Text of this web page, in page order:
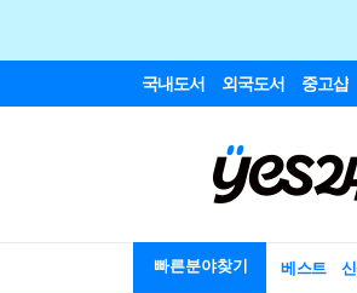
국내도서 외국도서 중고샵
빠른분야찾기 베스트